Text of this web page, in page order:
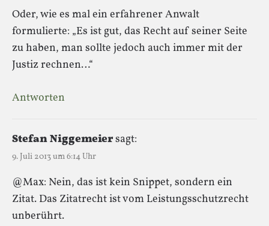
Oder, wie es mal ein erfahrener Anwalt
formulierte: „Es ist gut, das Recht auf seiner Seite
zu haben, man sollte jedoch auch immer mit der
Justiz rechnen…“
Antworten
Stefan Niggemeiersagt:
9. Juli 2013 um 6:14 Uhr
@Max: Nein, das ist kein Snippet, sondern ein
Zitat. Das Zitatrecht ist vom Leistungsschutzrecht
unberührt.